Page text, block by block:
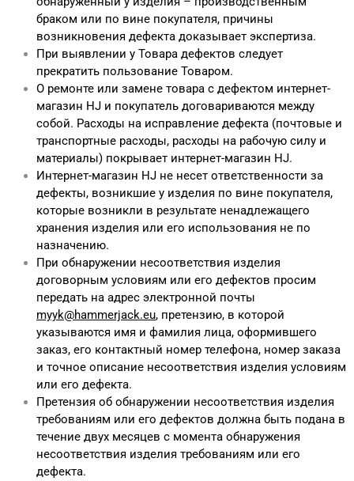
браком или по вине покупателя, причины
возникновения дефекта доказывает экспертиза.
При выявлении у Товара дефектов следует
прекратить пользование Товаром.
О ремонте или замене товара с дефектом интернет-
магазин HJ и покупатель договариваются между
собой. Расходы на исправление дефекта (почтовые и
транспортные расходы, расходы на рабочую силу и
материалы) покрывает интернет-магазин HJ.
Интернет-магазин HJ не несет ответственности за
дефекты, возникшие у изделия по вине покупателя,
которые возникли в результате ненадлежащего
хранения изделия или его использования не по
назначению.
При обнаружении несоответствия изделия
договорным условиям или его дефектов просим
передать на адрес электронной почты
myyk@hammerjack.eu, претензию, в которой
указываются имя и фамилия лица, оформившего
заказ, его контактный номер телефона, номер заказа
и точное описание несоответствия изделия условиям
или его дефекта.
Претензия об обнаружении несоответствия изделия
требованиям или его дефектов должна быть подана в
течение двух месяцев с момента обнаружения
несоответствия изделия требованиям или его
дефекта.